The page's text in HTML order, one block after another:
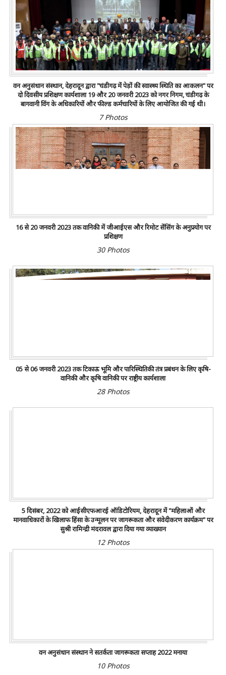
वन अनुसंधान संस्थान, देहरादून द्वारा "चंडीगढ़ में पेड़ों की स्वास्थ्य स्थिति का आकलन" पर
दो दिवसीय प्रशिक्षण कार्यशाला 19 और 20 जनवरी 2023 को नगर निगम, चंडीगढ़ के
बागवानी विंग के अधिकारियों और फील्ड कर्मचारियों के लिए आयोजित की गई थी।
7 Photos
16 से 20 जनवरी 2023 तक वानिकी में जीआईएस और रिमोट सेंसिंग के अनुप्रयोग पर
प्रशिक्षण
30 Photos
05 से 06 जनवरी 2023 तक टिकाऊ भूमि और पारिस्थितिकी तंत्र प्रबंधन के लिए कृषि-
वानिकी और कृषि वानिकी पर राष्ट्रीय कार्यशाला
28 Photos
5 दिसंबर, 2022 को आईसीएफआरई ऑडिटोरियम, देहरादून में "महिलाओं और
मानवाधिकारों के खिलाफ हिंसा के उन्मूलन पर जागरूकता और संवेदीकरण कार्यक्रम" पर
सुश्री रामिन्द्री मंदरावल द्वारा दिया गया व्याख्यान
12 Photos
वन अनुसंधान संस्थान ने सतर्कता जागरूकता सप्ताह 2022 मनाया
10 Photos